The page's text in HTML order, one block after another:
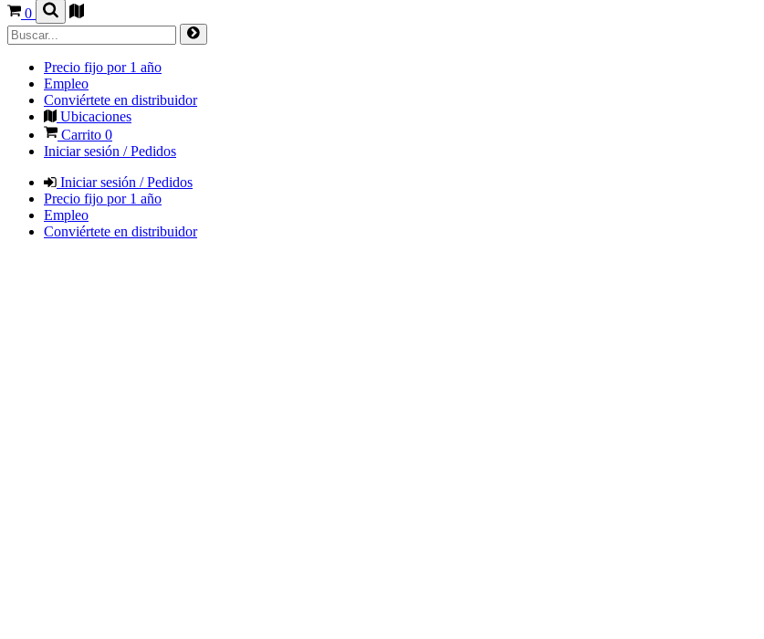
0
Precio fijo por 1 año
Empleo
Conviértete en distribuidor
Ubicaciones
Carrito 0
Iniciar sesión / Pedidos
Iniciar sesión / Pedidos
Precio fijo por 1 año
Empleo
Conviértete en distribuidor